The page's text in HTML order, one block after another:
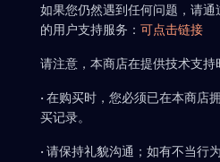
如果您仍然遇到任何问题，请
的用户支持服务： 可点击链接
请注意，本商店在提供技术支持
• 在购买时，您必须已在本商店
买记录。
• 请保持礼貌沟通；如有不当行